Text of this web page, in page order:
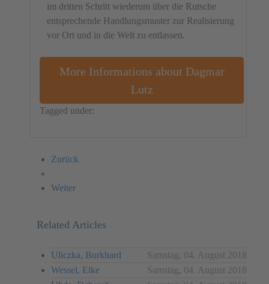
im dritten Schritt wiederum über die Rutsche
entsprechende Handlungsmuster zur Realisierung
vor Ort und in die Welt zu entlassen.
More Informations about Dagmar
Lutz
Tagged under:
Zurück
Weiter
Related Articles
Uliczka, Burkhard
Samstag, 04. August 2018
Wessel, Elke
Samstag, 04. August 2018